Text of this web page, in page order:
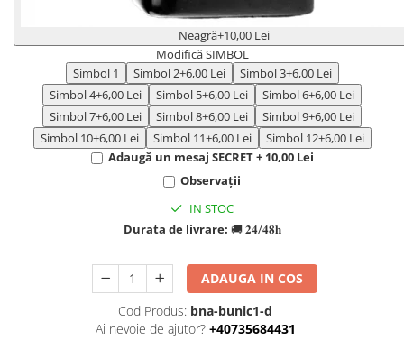
Neagră+10,00 Lei
Modifică SIMBOL
Simbol 1
Simbol 2+6,00 Lei Simbol 3+6,00 Lei
Simbol 4+6,00 Lei Simbol 5+6,00 Lei Simbol 6+6,00 Lei
Simbol 7+6,00 Lei Simbol 8+6,00 Lei Simbol 9+6,00 Lei
Simbol 10+6,00 Lei Simbol 11+6,00 Lei Simbol 12+6,00 Lei
Adaugă un mesaj SECRET + 10,00 Lei
Observații
IN STOC
Durata de livrare: 🚚 𝟐𝟒/𝟒𝟖𝐡
ADAUGA IN COS
Cod Produs: bna-bunic1-d
Ai nevoie de ajutor? +40735684431